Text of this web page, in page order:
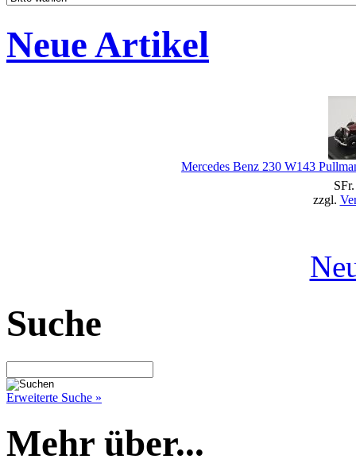
Neue Artikel
Mercedes Benz 230 W143
zzgl.
Suche
Erweiterte Suche »
Mehr über...